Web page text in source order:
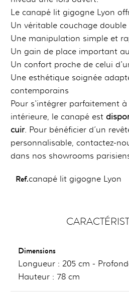
Le canapé lit gigogne Lyon
Un véritable couchage double
Une manipulation simple et
Un gain de place important
Un confort proche de celui
Une esthétique soignée
contemporains
Pour s'intégrer parfaitement
intérieure, le canapé est
cuir. Pour bénéficier d’un
personnalisable, contactez-
dans nos showrooms
Ref.canapé lit gigogne Lyon
Dimensions
Longueur : 205 cm -
Hauteur : 78 cm